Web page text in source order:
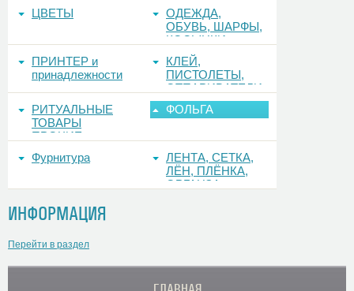
ЦВЕТЫ
ОДЕЖДА,
ОБУВЬ, ШАРФЫ,
КОСЫНКИ
ПРИНТЕР и
принадлежности
КЛЕЙ,
ПИСТОЛЕТЫ,
ОТПАРИВАТЕЛИ
РИТУАЛЬНЫЕ
ТОВАРЫ
ПРОЧИЕ
ФОЛЬГА
Фурнитура
ЛЕНТА, СЕТКА,
ЛЁН, ПЛЁНКА,
ОРГАНЗА
ИНФОРМАЦИЯ
Перейти в раздел